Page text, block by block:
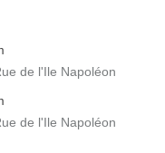
de l'Ile Napoléon
de l'Ile Napoléon